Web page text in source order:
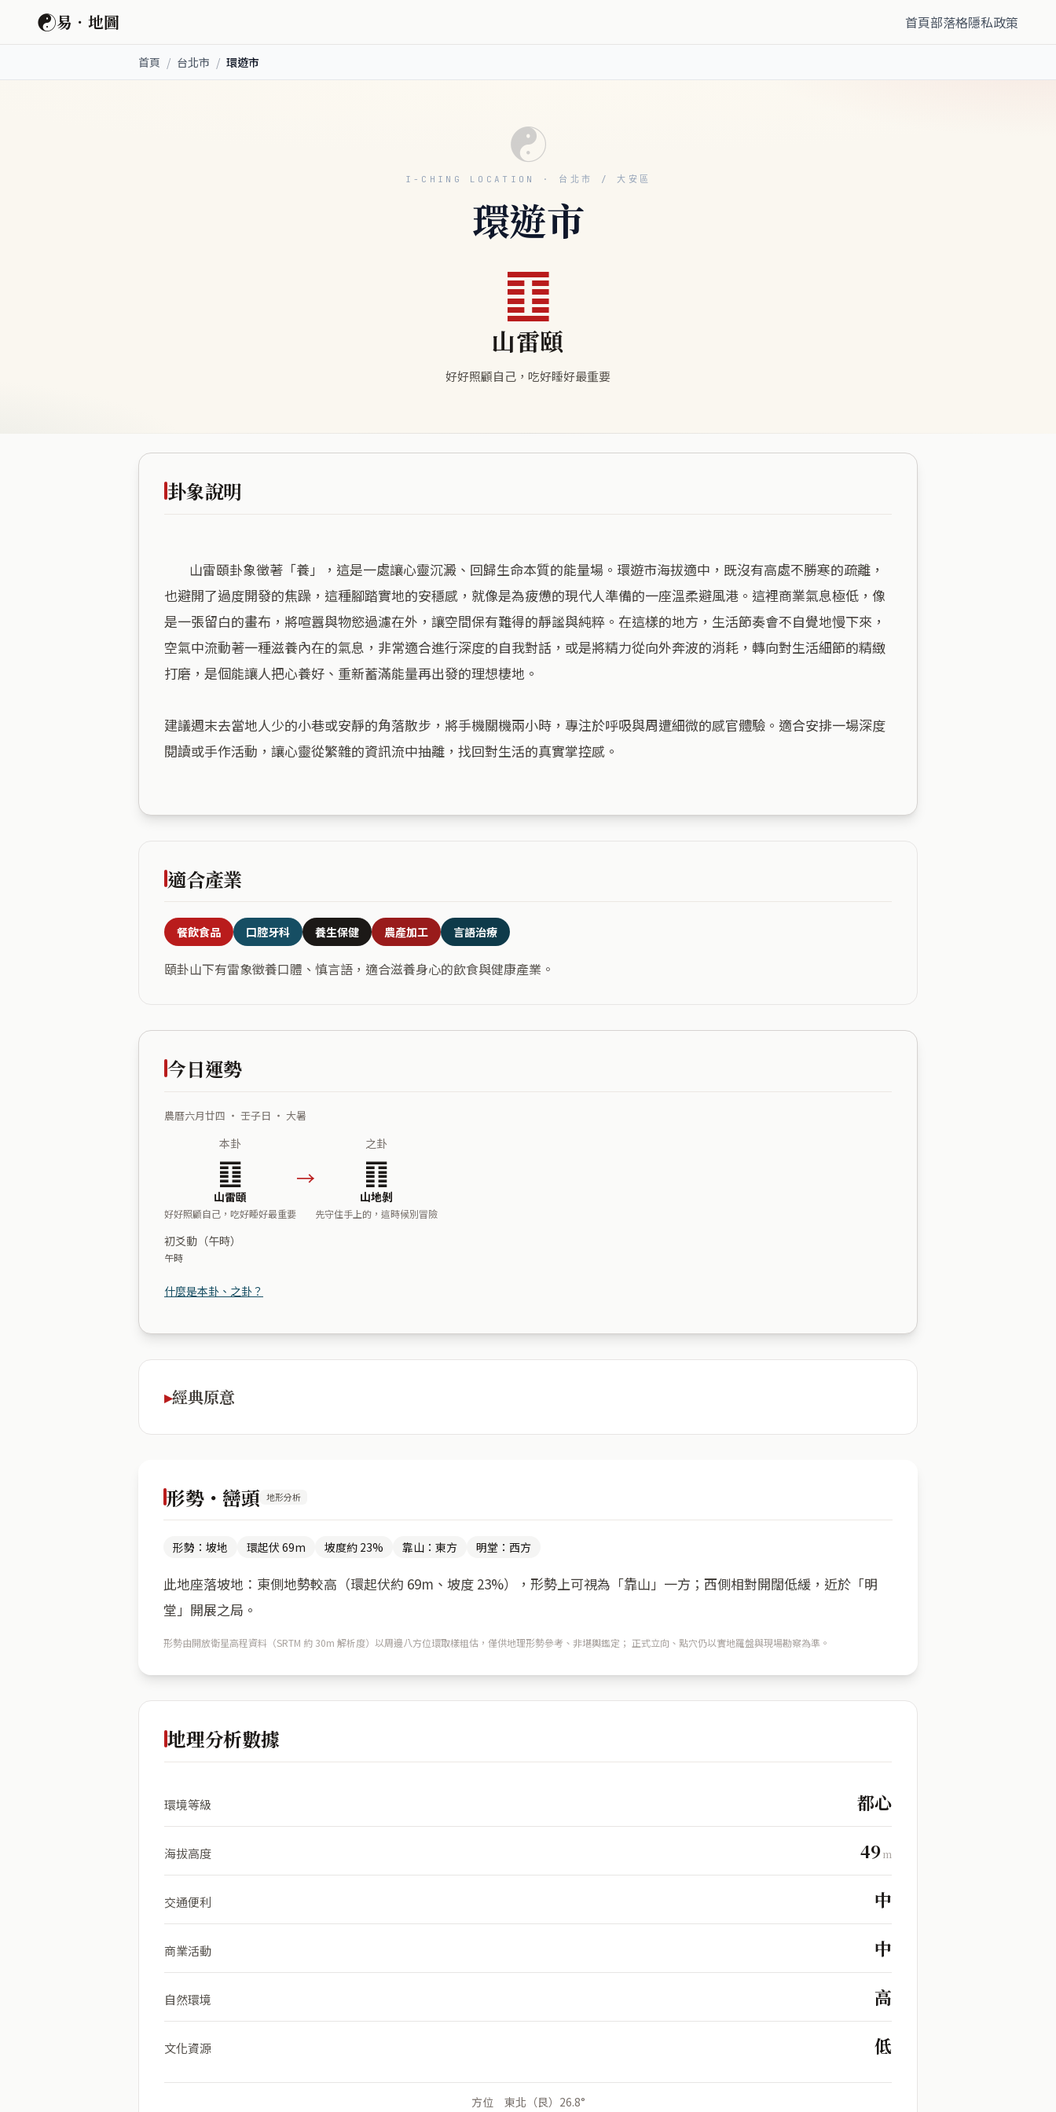
☯易．地圖 首頁部落格隱私政策
首頁 / 台北市 / 環遊市
☯
I-CHING LOCATION · 台北市 / 大安區
環遊市
䷚
山雷頤
好好照顧自己，吃好睡好最重要
卦象說明
也避開了過度開發的焦躁，這種腳踏實地的安穩感，就像是為疲憊的現代人準備的一座溫柔避風港。這裡商業氣息極低，像
是一張留白的畫布，將喧囂與物慾過濾在外，讓空間保有難得的靜謐與純粹。在這樣的地方，生活節奏會不自覺地慢下來，
空氣中流動著一種滋養內在的氣息，非常適合進行深度的自我對話，或是將精力從向外奔波的消耗，轉向對生活細節的精緻
打磨，是個能讓人把心養好、重新蓄滿能量再出發的理想棲地。
建議週末去當地人少的小巷或安靜的角落散步，將手機關機兩小時，專注於呼吸與周遭細微的感官體驗。適合安排一場深度
閱讀或手作活動，讓心靈從繁雜的資訊流中抽離，找回對生活的真實掌控感。
適合產業
餐飲食品 口腔牙科 養生保健 農產加工 言語治療
頤卦山下有雷象徵養口體、慎言語，適合滋養身心的飲食與健康產業。
今日運勢
農曆六月廿四 ・ 壬子日 ・ 大暑
本卦
䷚
山雷頤
好好照顧自己，吃好睡好最重要
→
之卦
䷖
山地剝
先守住手上的，這時候別冒險
初爻動（午時）
午時
什麼是本卦、之卦？
經典原意
形勢・巒頭 地形分析
形勢：坡地 環起伏 69m 坡度約 23% 靠山：東方 明堂：西方
此地座落坡地：東側地勢較高（環起伏約 69m、坡度 23%），形勢上可視為「靠山」一方；西側相對開闊低緩，近於「明
堂」開展之局。
形勢由開放衛星高程資料（SRTM 約 30m 解析度）以周邊八方位環取樣粗估，僅供地理形勢參考、非堪輿鑑定； 正式立向、點穴仍以實地羅盤與現場勘察為準。
地理分析數據
環境等級 都心
海拔高度 49m
交通便利 中
商業活動 中
自然環境 高
文化資源 低
方位 東北（艮）26.8°